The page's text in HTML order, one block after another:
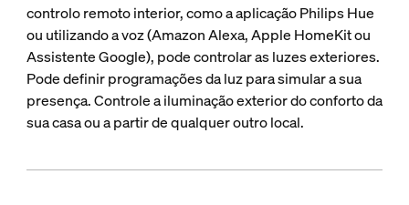
controlo remoto interior, como a aplicação Philips Hue
ou utilizando a voz (Amazon Alexa, Apple HomeKit ou
Assistente Google), pode controlar as luzes exteriores.
Pode definir programações da luz para simular a sua
presença. Controle a iluminação exterior do conforto da
sua casa ou a partir de qualquer outro local.